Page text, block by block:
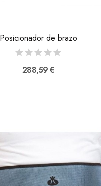
Posicionador de brazo
288,59 €